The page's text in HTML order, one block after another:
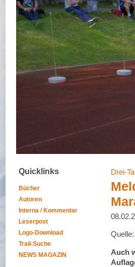
Quicklinks
Bücher
Autoren
Interna / Kommentar
Leserpost
Logo-Download
Trail-Suche
NEWS MAGAZIN
Drei-
Auch